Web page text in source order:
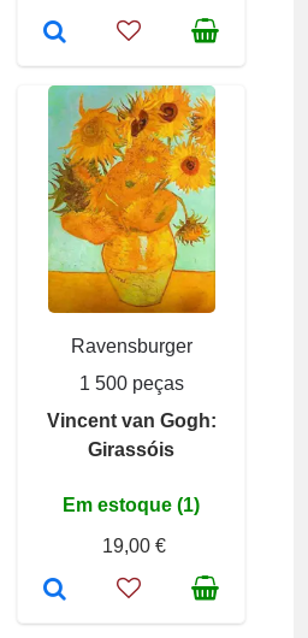
Ravensburger
1 500 peças
Vincent van Gogh:
Girassóis
Em estoque (1)
19,00 €